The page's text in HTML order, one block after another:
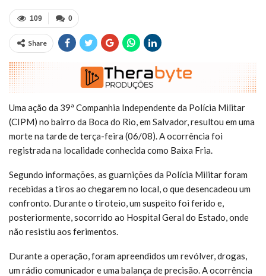
0
109
Share
Uma ação da 39ª Companhia Independente da Polícia Militar
(CIPM) no bairro da Boca do Rio, em Salvador, resultou em uma
morte na tarde de terça-feira (06/08). A ocorrência foi
registrada na localidade conhecida como Baixa Fria.
Segundo informações, as guarnições da Polícia Militar foram
recebidas a tiros ao chegarem no local, o que desencadeou um
confronto. Durante o tiroteio, um suspeito foi ferido e,
posteriormente, socorrido ao Hospital Geral do Estado, onde
não resistiu aos ferimentos.
Durante a operação, foram apreendidos um revólver, drogas,
um rádio comunicador e uma balança de precisão. A ocorrência